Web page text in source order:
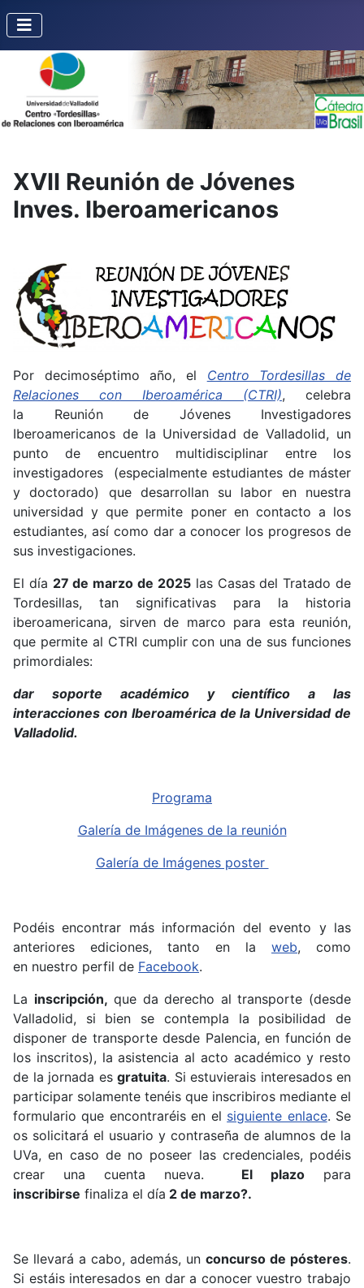
XVII Reunión de Jóvenes
Inves. Iberoamericanos
Por decimoséptimo año, el Centro Tordesillas de
Relaciones con Iberoamérica (CTRI), celebra
la Reunión de Jóvenes Investigadores
Iberoamericanos de la Universidad de Valladolid, un
punto de encuentro multidisciplinar entre los
investigadores (especialmente estudiantes de máster
y doctorado) que desarrollan su labor en nuestra
universidad y que permite poner en contacto a los
estudiantes, así como dar a conocer los progresos de
sus investigaciones.
El día 27 de marzo de 2025las Casas del Tratado de
Tordesillas, tan significativas para la historia
iberoamericana, sirven de marco para esta reunión,
que permite al CTRI cumplir con una de sus funciones
primordiales:
dar soporte académico y científico a las
interacciones con Iberoamérica de la Universidad de
Valladolid.
Programa
Galería de Imágenes de la reunión
Galería de Imágenes poster
Podéis encontrar más información del evento y las
anteriores ediciones, tanto en la web, como
en nuestro perfil de Facebook.
La inscripción, que da derecho al transporte (desde
Valladolid, si bien se contempla la posibilidad de
disponer de transporte desde Palencia, en función de
los inscritos), la asistencia al acto académico y resto
de la jornada es gratuita. Si estuvierais interesados en
participar solamente tenéis que inscribiros mediante el
formulario que encontraréis en el siguiente enlace. Se
os solicitará el usuario y contraseña de alumnos de la
UVa, en caso de no poseer las credenciales, podéis
crear una cuenta nueva. El plazo para
inscribirse finaliza el día 2 de marzo?.
Se llevará a cabo, además, un concurso de pósteres.
Si estáis interesados en dar a conocer vuestro trabajo